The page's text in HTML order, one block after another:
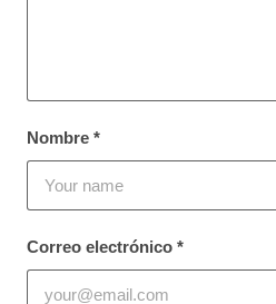
Nombre *
Correo electrónico *